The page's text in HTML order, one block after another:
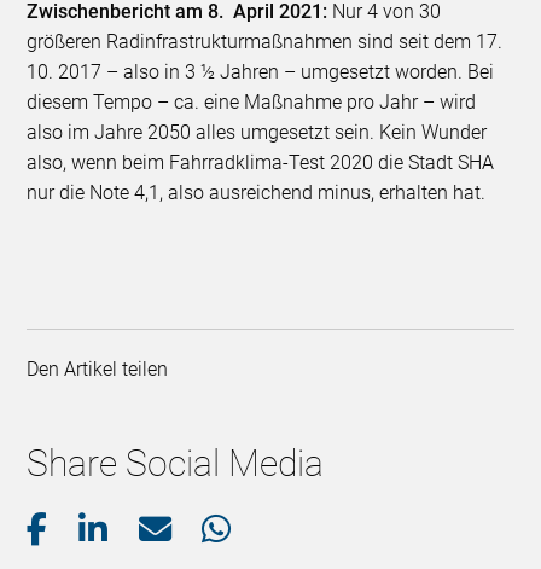
Zwischenbericht am 8. April 2021: Nur 4 von 30
größeren Radinfrastrukturmaßnahmen sind seit dem 17.
10. 2017 – also in 3 ½ Jahren – umgesetzt worden. Bei
diesem Tempo – ca. eine Maßnahme pro Jahr – wird
also im Jahre 2050 alles umgesetzt sein. Kein Wunder
also, wenn beim Fahrradklima-Test 2020 die Stadt SHA
nur die Note 4,1, also ausreichend minus, erhalten hat.
Den Artikel teilen
Share Social Media